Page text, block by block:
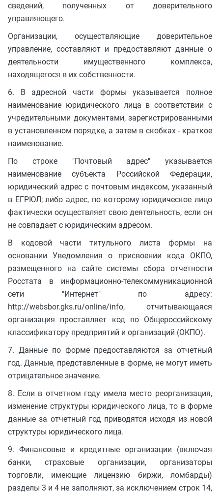
сведений, полученных от доверительного
управляющего.
Организации, осуществляющие доверительное
управление, составляют и предоставляют данные о
деятельности имущественного комплекса,
находящегося в их собственности.
6. В адресной части формы указывается полное
наименование юридического лица в соответствии с
учредительными документами, зарегистрированными
в установленном порядке, а затем в скобках - краткое
наименование.
По строке "Почтовый адрес" указывается
наименование субъекта Российской Федерации,
юридический адрес с почтовым индексом, указанный
в ЕГРЮЛ; либо адрес, по которому юридическое лицо
фактически осуществляет свою деятельность, если он
не совпадает с юридическим адресом.
В кодовой части титульного листа формы на
основании Уведомления о присвоении кода ОКПО,
размещенного на сайте системы сбора отчетности
Росстата в информационно-телекоммуникационной
сети "Интернет" по адресу:
http://websbor.gks.ru/online/info, отчитывающаяся
организация проставляет код по Общероссийскому
классификатору предприятий и организаций (ОКПО).
7. Данные по форме предоставляются за отчетный
год. Данные, представленные в форме, не могут иметь
отрицательное значение.
8. Если в отчетном году имела место реорганизация,
изменение структуры юридического лица, то в форме
данные за отчетный год приводятся исходя из новой
структуры юридического лица.
9. Финансовые и кредитные организации (включая
банки, страховые организации, организаторы
торговли, имеющие лицензию биржи, ломбарды)
разделы 3 и 4 не заполняют, за исключением строк 14,